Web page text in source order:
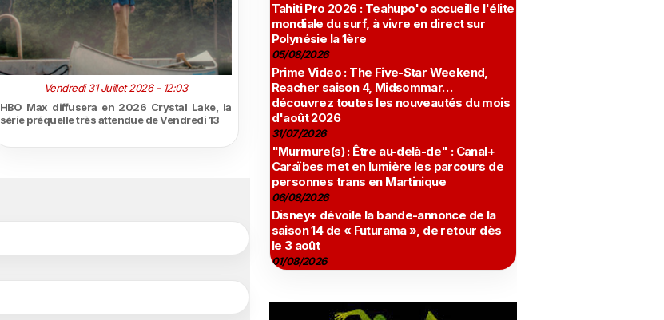
Vendredi 31 Juillet 2026 - 12:03
HBO Max diffusera en 2026 Crystal Lake, la
série préquelle très attendue de Vendredi 13
Tahiti Pro 2026 : Teahupo'o accueille l'élite
mondiale du surf, à vivre en direct sur
Polynésie la 1ère
05/08/2026
Prime Video : The Five-Star Weekend,
Reacher saison 4, Midsommar…
découvrez toutes les nouveautés du mois
d'août 2026
31/07/2026
"Murmure(s) : Être au-delà-de" : Canal+
Caraïbes met en lumière les parcours de
personnes trans en Martinique
06/08/2026
Disney+ dévoile la bande-annonce de la
saison 14 de « Futurama », de retour dès
le 3 août
01/08/2026